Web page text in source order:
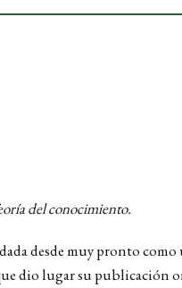
del conocimiento.
desde muy pronto como
dio lugar su publicación